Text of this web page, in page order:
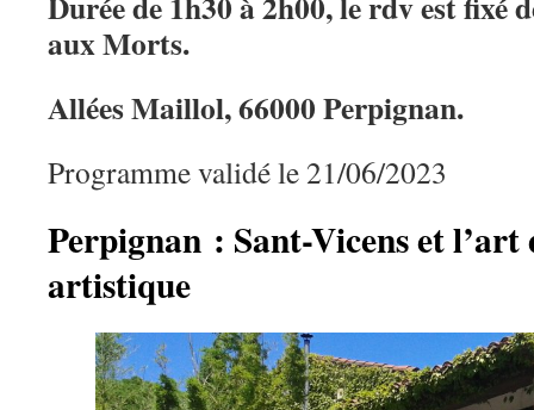
aux Morts.
Allées Maillol, 66000 Perpignan.
Programme validé le 21/06/2023
Perpignan : Sant-Vicens et l’art
artistique